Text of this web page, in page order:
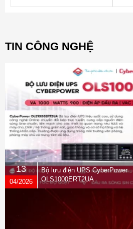
TIN CÔNG NGHỆ
13
04/2026
Bộ lưu điện UPS CyberPower
OLS1000ERT2UA